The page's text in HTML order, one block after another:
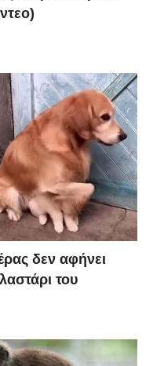
δεν αφήνει
του